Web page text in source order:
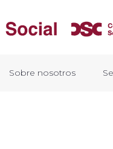
Sobre nosotros